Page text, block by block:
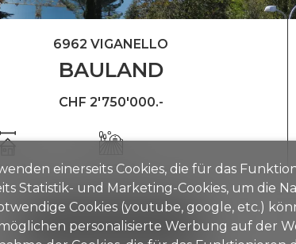
BAULAND
6962 VIGANELLO
CHF 2'750'000.-
m² ~ 1'298 m²
DETAILS ANZEIGEN
einerseits Cookies, die für das
Statistik- und Marketing-Cookies, um die
Cookies (youtube, google, etc.)
personalisierte Werbung auf der